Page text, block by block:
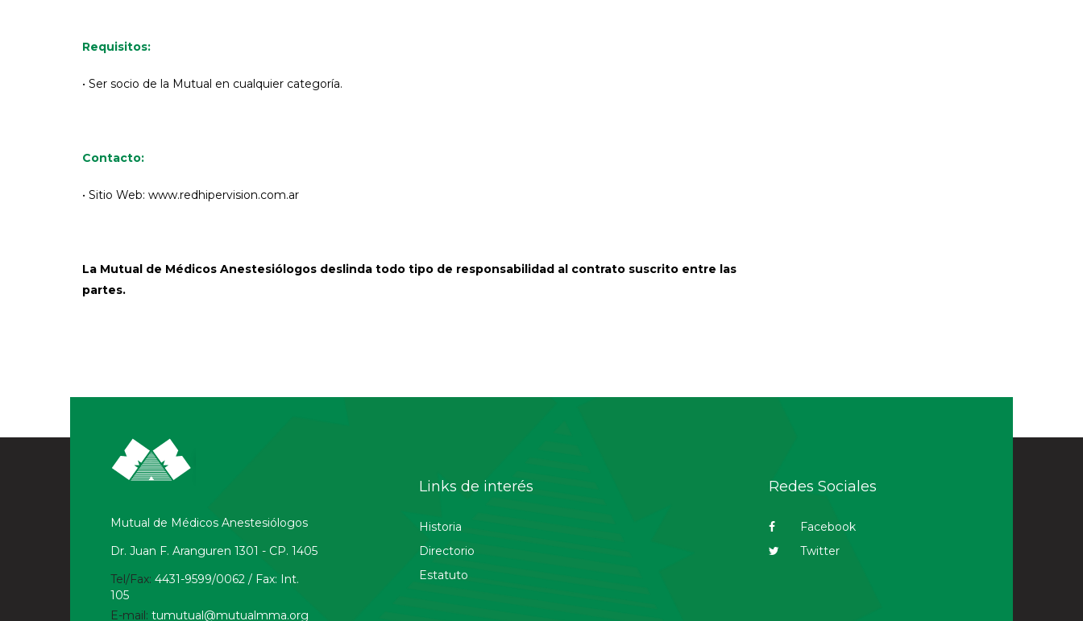
Requisitos:
• Ser socio de la Mutual en cualquier categoría.
Contacto:
• Sitio Web: www.redhipervision.com.ar
La Mutual de Médicos Anestesiólogos deslinda todo tipo de responsabilidad al contrato suscrito entre las
partes.
Mutual de Médicos Anestesiólogos
Dr. Juan F. Aranguren 1301 - CP. 1405
Tel/Fax: 4431-9599/0062 / Fax: Int.
105
E-mail: tumutual@mutualmma.org
Links de interés
Historia
Directorio
Estatuto
Redes Sociales
Facebook
Twitter